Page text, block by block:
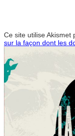
Ce site utilise Akismet
sur la façon dont les